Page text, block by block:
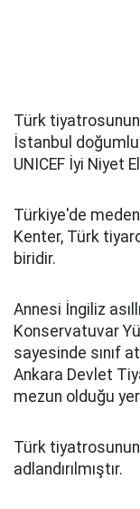
Türk
İstanbul
UNICEF İyi Niyet
Türkiye'de
Kenter, Türk
biridir.
Annesi İngiliz
Konservatuvar
sayesinde sınıf
Ankara Devlet
mezun olduğu
Türk tiyatrosunun
adlandırılmıştır.